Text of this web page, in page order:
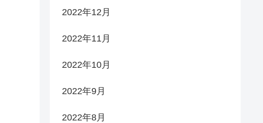
2022年12月
2022年11月
2022年10月
2022年9月
2022年8月